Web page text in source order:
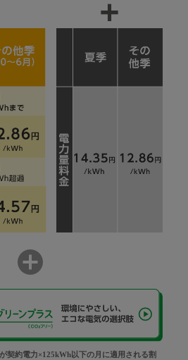
契約電力×125kWh以下の月に適用される割